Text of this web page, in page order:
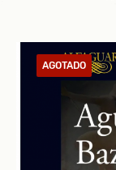
AGOTADO